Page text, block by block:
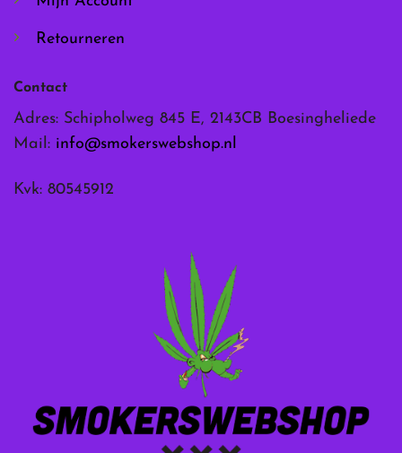
Retourneren
Contact
Adres: Schipholweg 845 E, 2143CB Boesingheliede
Mail: info@smokerswebshop.nl
Kvk: 80545912